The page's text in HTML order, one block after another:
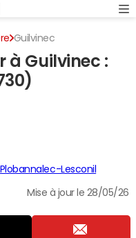
Guilvinec
à Guilvinec :
Plobannalec-Lesconil
Mise à jour le 28/05/26